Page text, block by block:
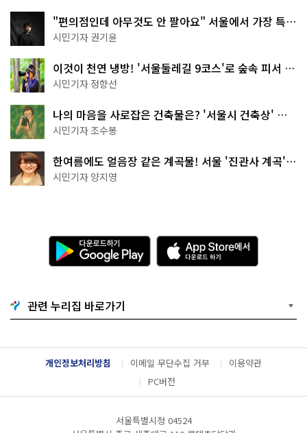
"편의점인데 아무것도 안 팔아요" 서울에서 가장 특별
한 편의점의 정체
시민기자 권기윤
이것이 천연 냉방! '서울둘레길 9코스'로 숲속 피서 떠
나볼까
시민기자 정향선
나의 마음을 사로잡은 건축물은? '서울시 건축상' 수
상작 공개!
시민기자 조수봉
한여름에도 얼음장 같은 계곡물! 서울 '진관사 계곡'이
천국이네~
시민기자 양지영
다
운
로
기
G
o
g
l
e
l
A
p
p
e
서
다
운
드
관련 누리집 바로가기
개인정보처리방침 이메일 무단수집 거부
이용약관
PC버전
서울특별시청 04524